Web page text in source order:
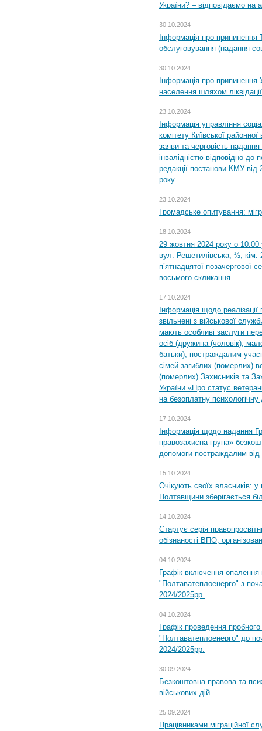
України? – відповідаємо на
30.10.2024
Інформація про припинення
обслуговування (надання
30.10.2024
Інформація про припинення
населення шляхом ліквідації
23.10.2024
Інформація управління
комітету Київської
заяви та черговість надання
інвалідністю відповідно
редакції постанови КМУ
року
23.10.2024
Громадське опитування:
18.10.2024
29 жовтня 2024 року о 10.00
вул. Решетилівська, ½, кім.
п’ятнадцятої позачергової
восьмого скликання
17.10.2024
Інформація щодо
звільнені з військової
мають особливі заслуги
осіб (дружина (чоловік),
батьки), постраждалим
сімей загиблих (померлих)
(померлих) Захисників та
України «Про статус
на безоплатну психологічну
17.10.2024
Інформація щодо надання
правозахисна група»
допомоги постраждалим від
15.10.2024
Очікують своїх власників: у
Полтавщини зберігається
14.10.2024
Стартує серія
обізнаності ВПО,
04.10.2024
Графік включення
"Полтаватеплоенерго" з
2024/2025рр.
04.10.2024
Графік проведення
"Полтаватеплоенерго" до
2024/2025рр.
30.09.2024
Безкоштовна правова та
військових дій
25.09.2024
Працівниками міграційної